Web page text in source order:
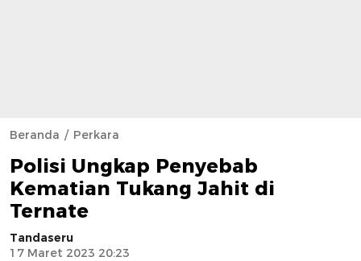
Beranda Perkara
Polisi Ungkap Penyebab
Kematian Tukang Jahit di
Ternate
Tandaseru
17 Maret 2023 20:23